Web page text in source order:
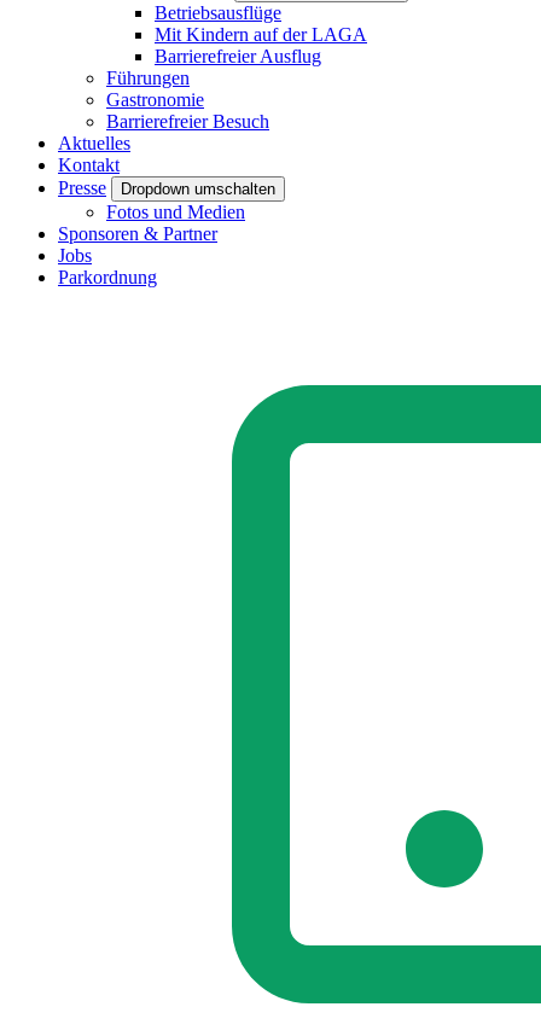
Betriebsausflüge
Mit Kindern auf der LAGA
Barrierefreier Ausflug
Führungen
Gastronomie
Barrierefreier Besuch
Aktuelles
Kontakt
Presse
Dropdown umschalten
Fotos und Medien
Sponsoren & Partner
Jobs
Parkordnung